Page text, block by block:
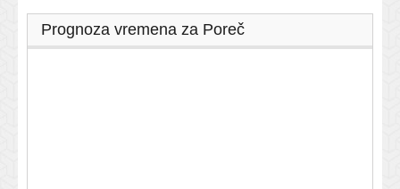
Prognoza vremena za Poreč